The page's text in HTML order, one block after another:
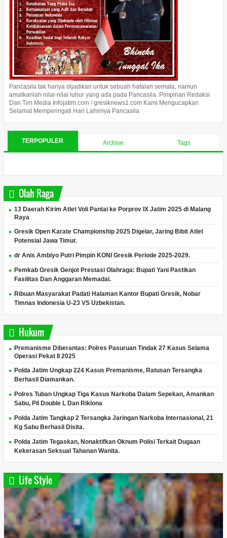
Pancasila tak hanya dijadikan untuk sebuah hafalan semata, namun
amalkanlah nilai-nilai luhur yang ada pada Pancasila. Pimpinan Redaksi
Dan Tim Media Infojatim.com / gresiknews1.com Kami Mengucapkan
Selamat Memperingati Hari Lahirnya Pancasila
TERPOPULER Archive Tags
Olah Raga
13 Daerah Kirim Atlet Voli Pantai ke Porprov IX Jatim 2025 di Malang
Raya
Gresik Open Karate Championship 2025 Digelar, Jaring Bibit Atlet
Potensial Jawa Timur.
dr Anis Ambiyo Putri Pimpin KONI Gresik Periode 2025-2029.
Pemkab Gresik Genjot Prestasi Olahraga: Bupati Yani Pastikan
Fasilitas Dan Anggaran Memadai.
Ribuan Masyarakat Padati Halaman Kantor Bupati Gresik, Nobar
Timnas Indonesia U-23 VS Uzbekistan.
Hukum
Premanisme Diberantas: Polres Pasuruan Tindak 27 Kasus Selama
Operasi Pekat II 2025
Polda Jatim Ungkap 224 Kasus Premanisme, Ratusan Tersangka
Berhasil Diamankan.
Polres Tuban Ungkap Tiga Kasus Narkoba Dalam Sepekan, Amankan
Sabu, Pil Double L Dan Riklona
Polda Jatim Tangkap 2 Tersangka Jaringan Narkoba Internasional, 21
Kg Sabu Berhasil Disita.
Polda Jatim Tegaskan, Nonaktifkan Oknum Polisi Terkait Dugaan
Kekerasan Seksual Tahanan Wanita.
Life Style